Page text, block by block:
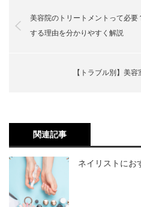
ミラーネイル×部分ミラー
ミラーネイル×グラデーショ
パウダーを塗る
100均のアイテムでもできる
選
ミラーネイルをマスターして
を作ろう
ベースジェル
カラージェル（自分
ノンワイプトップジェ
プジェル）
独創的な光沢が爪をいっそう
的のどちらにもしっくりくる
ミラーネイル×ワンカ
ですが、細やかなラメやパー
アを使用すれば、ミラーネイ
ます。
美容院のトリートメントって必
する理由を分かりやすく解説
【トラブル別】美
関連記事
ネイリストにお